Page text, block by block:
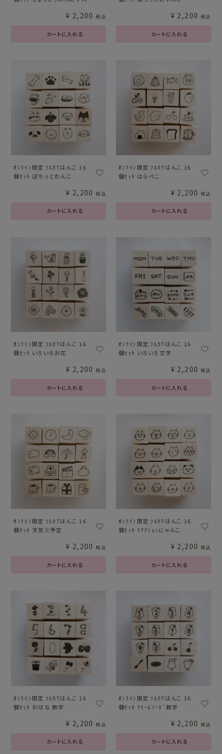
カートに入れる
¥ 2,200 税込
カートに入れる
¥ 2,200 税込
ｵﾝﾗｲﾝ限定 ﾌﾙｶﾜはんこ 16
個ｾｯﾄ ぽちっとわんこ
カートに入れる
¥ 2,200 税込
ｵﾝﾗｲﾝ限定 ﾌﾙｶﾜはんこ 16
個ｾｯﾄ はらぺこ
カートに入れる
¥ 2,200 税込
ｵﾝﾗｲﾝ限定 ﾌﾙｶﾜはんこ 16
個ｾｯﾄ いろいろお花
カートに入れる
¥ 2,200 税込
ｵﾝﾗｲﾝ限定 ﾌﾙｶﾜはんこ 16
個ｾｯﾄ いろいろ文字
カートに入れる
¥ 2,200 税込
ｵﾝﾗｲﾝ限定 ﾌﾙｶﾜはんこ 16
個ｾｯﾄ 天気と予定
カートに入れる
¥ 2,200 税込
ｵﾝﾗｲﾝ限定 ﾌﾙｶﾜはんこ 16
個ｾｯﾄ ﾘｱｸｼｮﾝにゃんこ
カートに入れる
¥ 2,200 税込
ｵﾝﾗｲﾝ限定 ﾌﾙｶﾜはんこ 16
個ｾｯﾄ おはな 数字
カートに入れる
¥ 2,200 税込
ｵﾝﾗｲﾝ限定 ﾌﾙｶﾜはんこ 16
個ｾｯﾄ ｸﾘｰﾑｿｰﾀﾞ数字
カートに入れる
¥ 2,200 税込